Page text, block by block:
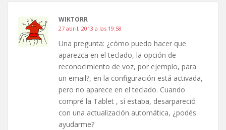
WIKTORR
27 abril, 2013 a las 19:58
Una pregunta: ¿cómo puedo hacer que
aparezca en el teclado, la opción de
reconocimiento de voz, por ejemplo, para
un email?, en la configuración está activada,
pero no aparece en el teclado. Cuando
compré la Tablet , sí estaba, desarpareció
con una actualización automática, ¿podés
ayudarme?